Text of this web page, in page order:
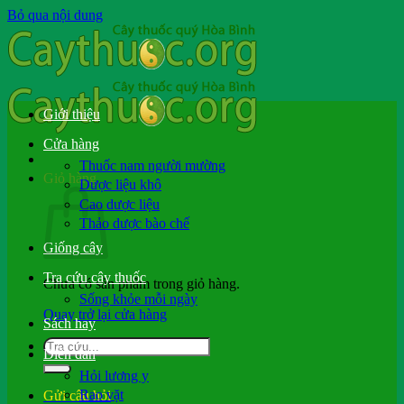
Bỏ qua nội dung
Giỏ hàng
Chưa có sản phẩm trong giỏ hàng.
Quay trở lại cửa hàng
Gửi câu hỏi
Giới thiệu
Cửa hàng
Thuốc nam người mường
Dược liệu khô
Cao dược liệu
Thảo dược bào chế
Giống cây
Tra cứu cây thuốc
Sống khỏe mỗi ngày
Sách hay
Diễn đàn
Hỏi lương y
Rao vặt